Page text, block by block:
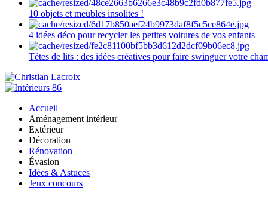
10 objets et meubles insolites !
4 idées déco pour recycler les petites voitures de vos enfants
Têtes de lits : des idées créatives pour faire swinguer votre
Accueil
Aménagement intérieur
Extérieur
Décoration
Rénovation
Évasion
Idées & Astuces
Jeux concours